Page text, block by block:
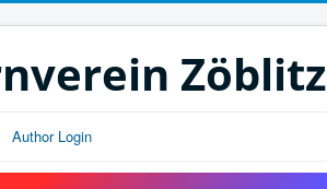
Zöblitz
Author Login